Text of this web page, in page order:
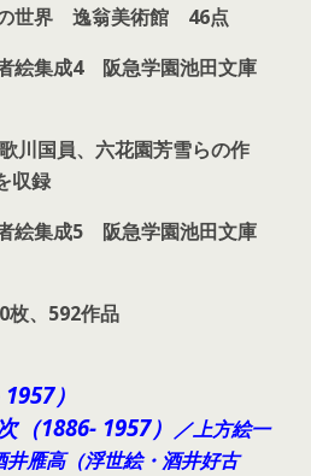
世界 逸翁美術館 46点
絵集成4 阪急学園池田文庫
川国員、六花園芳雪らの作
収録
絵集成5 阪急学園池田文庫
、592作品
）
（1886- 1957） ／上方絵一
雁高（浮世絵・酒井好古